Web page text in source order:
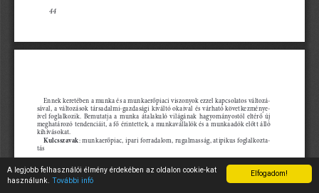
Elfogadom!
A legjobb felhasználói élmény érdekében az oldalon cookie-kat
használunk. További infó